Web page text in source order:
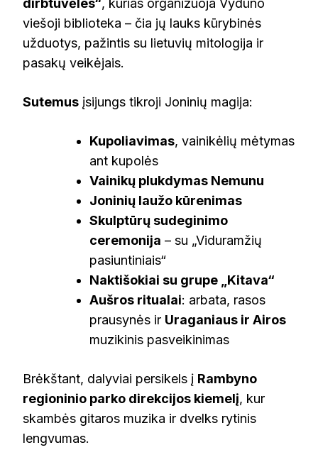
dirbtuvėles“, kurias organizuoja Vydūno
viešoji biblioteka – čia jų lauks kūrybinės
užduotys, pažintis su lietuvių mitologija ir
pasakų veikėjais.
Sutemus įsijungs tikroji Joninių magija:
Kupoliavimas, vainikėlių mėtymas
ant kupolės
Vainikų plukdymas Nemunu
Joninių laužo kūrenimas
Skulptūrų sudeginimo
ceremonija – su „Viduramžių
pasiuntiniais“
Naktišokiai su grupe „Kitava“
Aušros ritualai: arbata, rasos
prausynės ir Uraganiaus ir Airos
muzikinis pasveikinimas
Brėkštant, dalyviai persikels į Rambyno
regioninio parko direkcijos kiemelį, kur
skambės gitaros muzika ir dvelks rytinis
lengvumas.